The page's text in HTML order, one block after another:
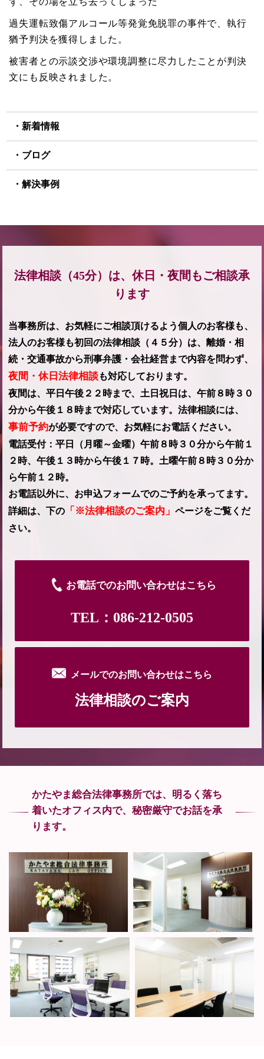
過失運転致傷アルコール等発覚免脱罪の事件で、執行
猶予判決を獲得しました。
被害者との示談交渉や環境調整に尽力したことが判決
文にも反映されました。
新着情報
ブログ
解決事例
法律相談（45分）は、休日・夜間もご相談承
ります
当事務所は、お気軽にご相談頂けるよう個人のお客様も、
法人のお客様も初回の法律相談（４５分）は、離婚・相
続・交通事故から刑事弁護・会社経営まで内容を問わず、
夜間・休日法律相談も対応しております。
夜間は、平日午後２２時まで、土日祝日は、午前８時３０
分から午後１８時まで対応しています。法律相談には、
事前予約が必要ですので、お気軽にお電話ください。
電話受付：平日（月曜～金曜）午前８時３０分から午前１
２時、午後１３時から午後１７時。土曜午前８時３０分か
ら午前１２時。
お電話以外に、お申込フォームでのご予約を承ってます。
詳細は、下の 「※法律相談のご案内」ページをご覧くだ
さい。
お電話でのお問い合わせはこちら
TEL：086-212-0505
メールでのお問い合わせはこちら
法律相談のご案内
かたやま総合法律事務所では、 明るく落ち
着いたオフィス内で、秘密厳守でお話を承
ります。